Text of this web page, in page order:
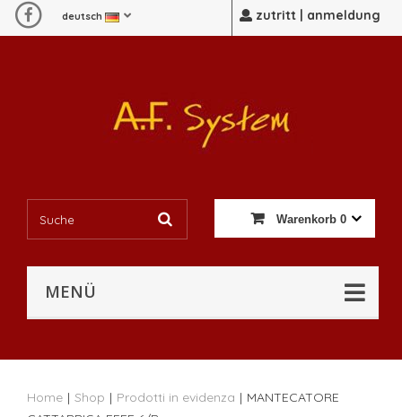
zutritt | anmeldung
deutsch
Warenkorb 0
MENÜ
Home | Shop | Prodotti in evidenza | MANTECATORE